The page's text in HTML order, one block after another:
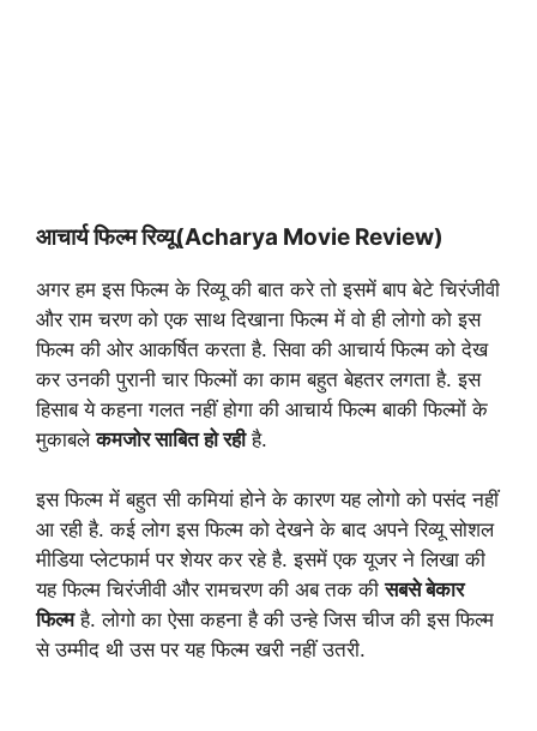
आचार्य फिल्म रिव्यू(Acharya Movie Review)
अगर हम इस फिल्म के रिव्यू की बात करे तो इसमें बाप बेटे चिरंजीवी
और राम चरण को एक साथ दिखाना फिल्म में वो ही लोगो को इस
फिल्म की ओर आकर्षित करता है. सिवा की आचार्य फिल्म को देख
कर उनकी पुरानी चार फिल्मों का काम बहुत बेहतर लगता है. इस
हिसाब ये कहना गलत नहीं होगा की आचार्य फिल्म बाकी फिल्मों के
मुकाबलेकमजोर साबित हो रहीहै.
इस फिल्म में बहुत सी कमियां होने के कारण यह लोगो को पसंद नहीं
आ रही है. कई लोग इस फिल्म को देखने के बाद अपने रिव्यू सोशल
मीडिया प्लेटफार्म पर शेयर कर रहे है. इसमें एक यूजर ने लिखा की
यह फिल्म चिरंजीवी और रामचरण की अब तक कीसबसे बेकार
फिल्महै. लोगो का ऐसा कहना है की उन्हे जिस चीज की इस फिल्म
से उम्मीद थी उस पर यह फिल्म खरी नहीं उतरी.